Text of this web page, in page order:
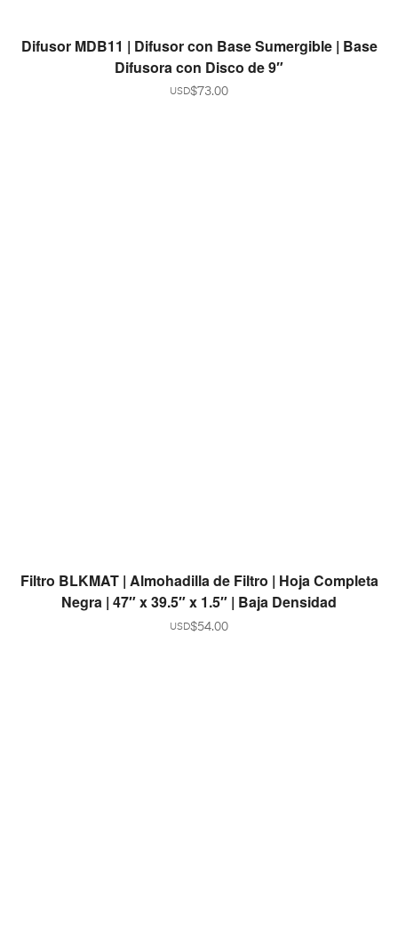
READ MORE
Difusor MDB11 | Difusor con Base Sumergible | Base
Difusora con Disco de 9″
$73.00
USD
AGREGAR AL CARRITO
Filtro BLKMAT | Almohadilla de Filtro | Hoja Completa
Negra | 47″ x 39.5″ x 1.5″ | Baja Densidad
$54.00
USD